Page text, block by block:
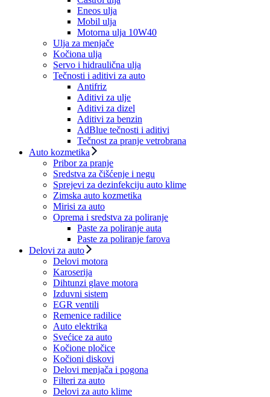
Eneos ulja
Mobil ulja
Motorna ulja 10W40
Ulja za menjače
Kočiona ulja
Servo i hidraulična ulja
Tečnosti i aditivi za auto
Antifriz
Aditivi za ulje
Aditivi za dizel
Aditivi za benzin
AdBlue tečnosti i aditivi
Tečnost za pranje vetrobrana
Auto kozmetika
Pribor za pranje
Sredstva za čišćenje i negu
Sprejevi za dezinfekciju auto klime
Zimska auto kozmetika
Mirisi za auto
Oprema i sredstva za poliranje
Paste za poliranje auta
Paste za poliranje farova
Delovi za auto
Delovi motora
Karoserija
Dihtunzi glave motora
Izduvni sistem
EGR ventili
Remenice radilice
Auto elektrika
Svećice za auto
Kočione pločice
Kočioni diskovi
Delovi menjača i pogona
Filteri za auto
Delovi za auto klime